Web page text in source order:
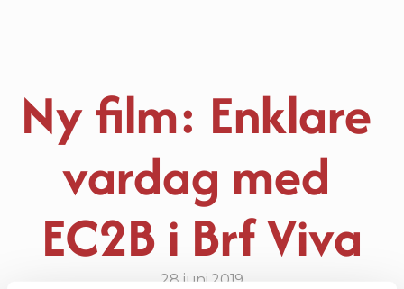
Kontakta oss
Ny film: Enklare
vardag med
EC2B i Brf Viva
28 juni 2019